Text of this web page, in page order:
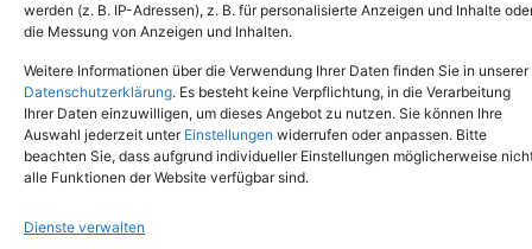
werden (z. B. IP-Adressen), z. B. für personalisierte Anzeigen und Inhalte
die Messung von Anzeigen und Inhalten.
Weitere Informationen über die Verwendung Ihrer Daten finden Sie in unserer
Datenschutzerklärung. Es besteht keine Verpflichtung, in die Verarbeitung
Ihrer Daten einzuwilligen, um dieses Angebot zu nutzen. Sie können Ihre
Auswahl jederzeit unter Einstellungen widerrufen oder anpassen. Bitte
beachten Sie, dass aufgrund individueller Einstellungen möglicherweise
alle Funktionen der Website verfügbar sind.
Dienste verwalten
Copyright © 2024. Alle Rechte vorbehalten.
Tel.: (02651) - 77438info@tierheim-mayen.de
In der Pluns 1, 56727 Mayen